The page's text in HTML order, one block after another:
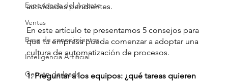
Experiencia del Agente
Ventas
Base de conocimientos
Inteligencia Artificial
Gestión de leads
actividades pendientes.
En este artículo te presentamos 5 consejos para
que tu empresa pueda comenzar a adoptar una
cultura de automatización de procesos.
1. Preguntar a los equipos: ¿qué tareas quieren